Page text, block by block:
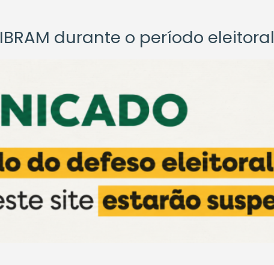
durante o período eleitoral